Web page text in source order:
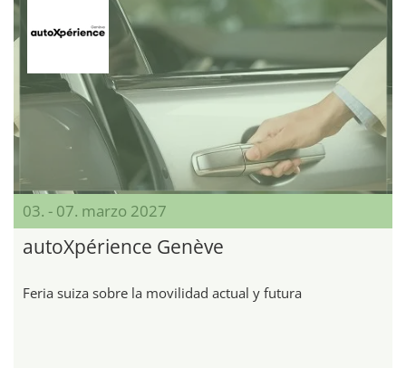
03. - 07. marzo 2027
autoXpérience Genève
Feria suiza sobre la movilidad actual y futura